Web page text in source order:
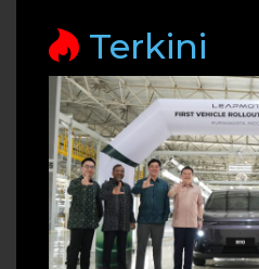
Terkini